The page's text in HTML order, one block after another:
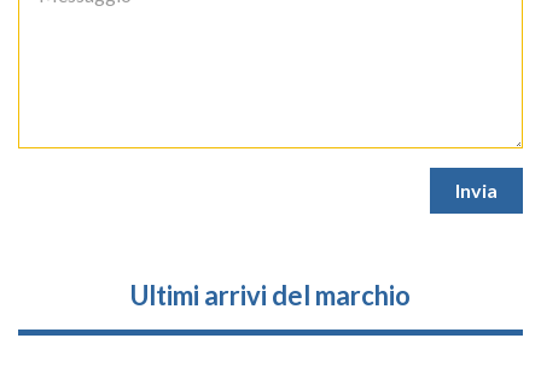
Ultimi arrivi del marchio